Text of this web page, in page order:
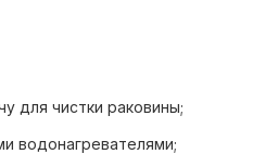
для чистки раковины;
водонагревателями;